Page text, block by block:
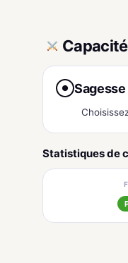
●
Statistiques de